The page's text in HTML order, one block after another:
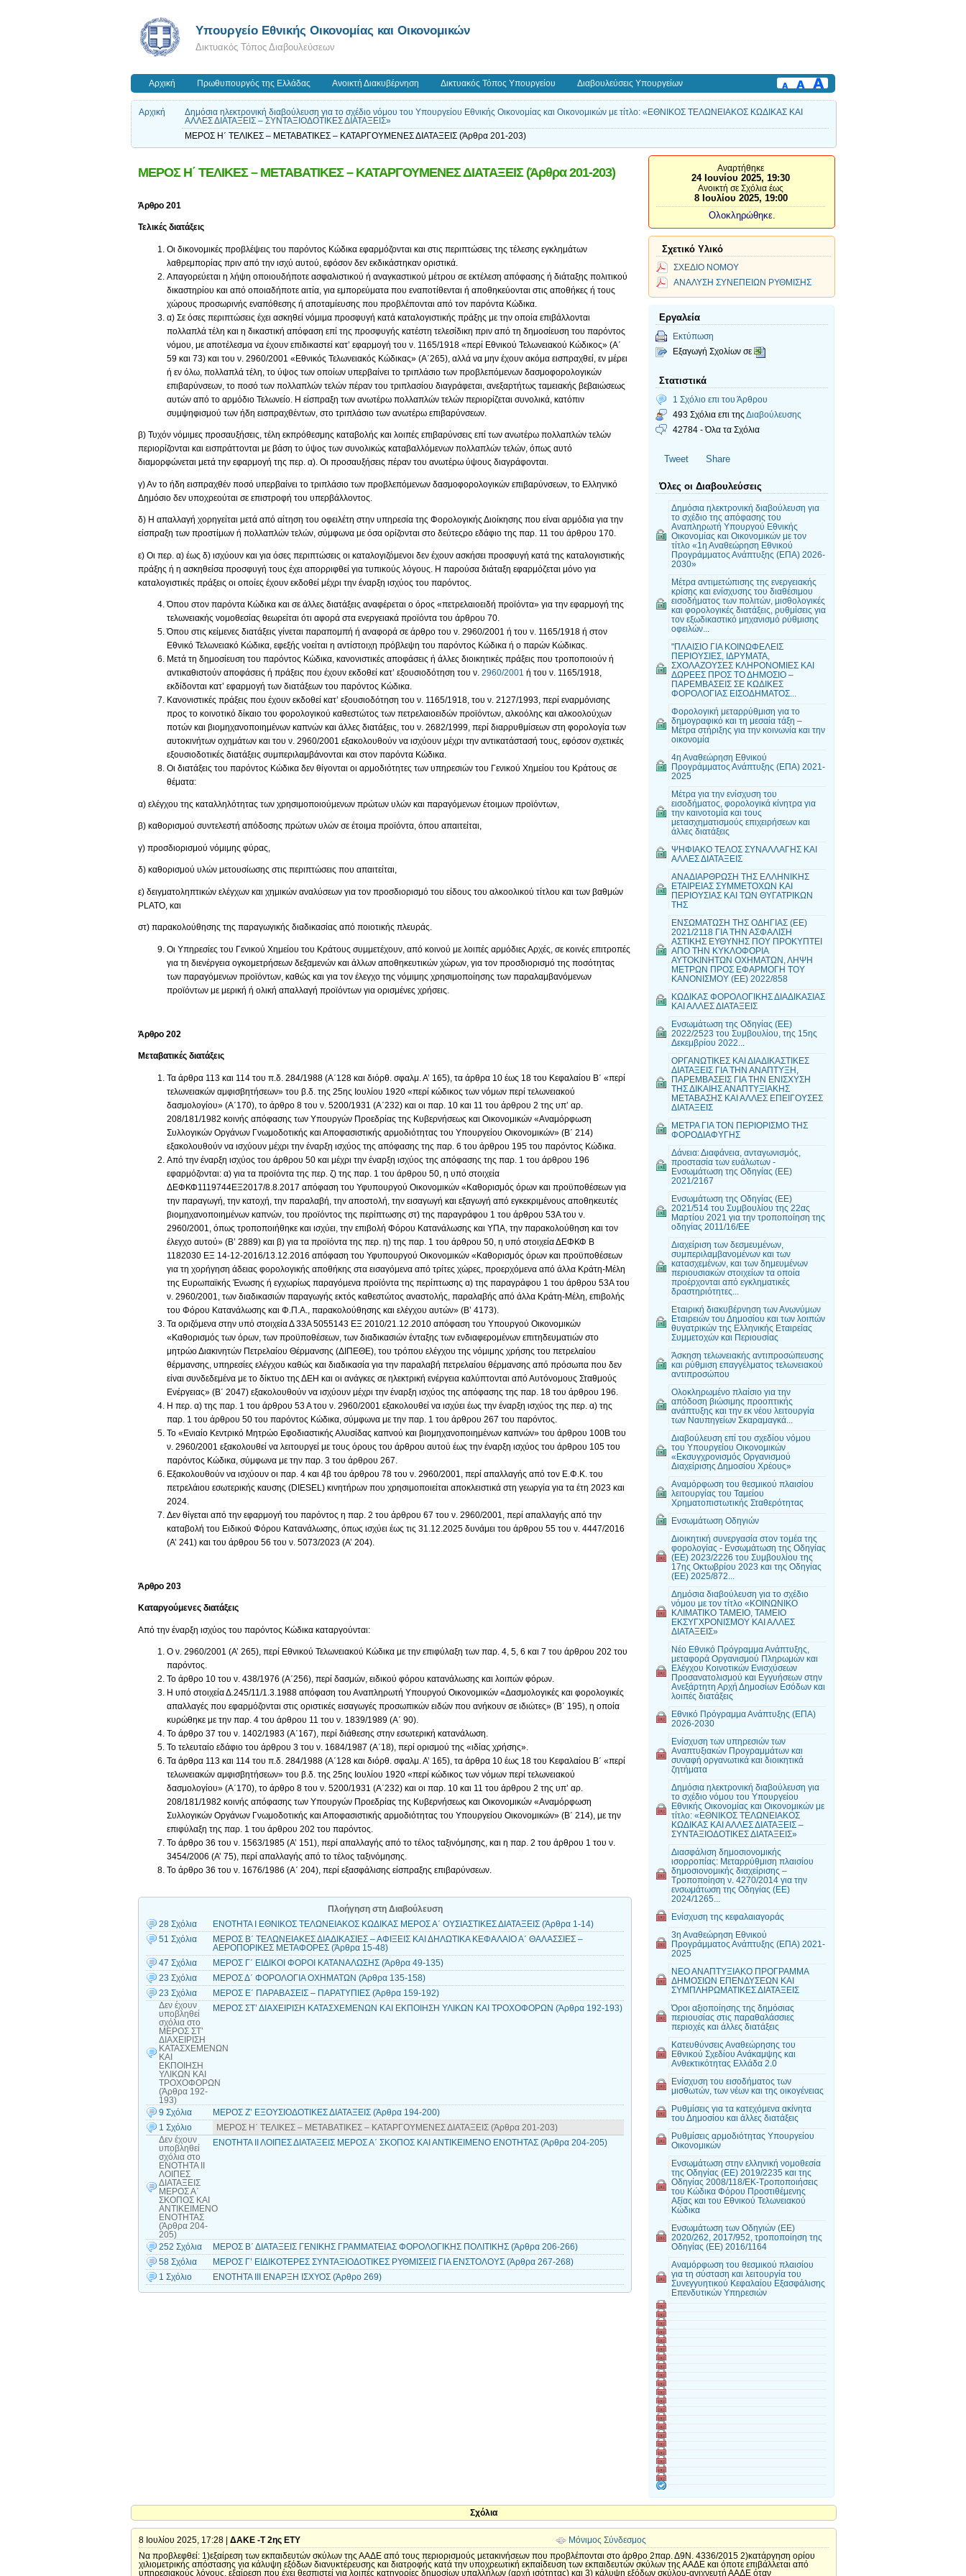
Υπουργείο Εθνικής Οικονομίας και Οικονομικών
Δικτυακός Τόπος Διαβουλεύσεων
Αρχική Πρωθυπουργός της Ελλάδας Ανοικτή Διακυβέρνηση Δικτυακός Τόπος Υπουργείου Διαβουλεύσεις Υπουργείων
Αρχική
Δημόσια ηλεκτρονική διαβούλευση για το σχέδιο νόμου του Υπουργείου Εθνικής Οικονομίας και Οικονομικών με τίτλο: «ΕΘΝΙΚΟΣ ΤΕΛΩΝΕΙΑΚΟΣ ΚΩΔΙΚΑΣ ΚΑΙ
ΑΛΛΕΣ ΔΙΑΤΑΞΕΙΣ – ΣΥΝΤΑΞΙΟΔΟΤΙΚΕΣ ΔΙΑΤΑΞΕΙΣ»
ΜΕΡΟΣ Η΄ ΤΕΛΙΚΕΣ – ΜΕΤΑΒΑΤΙΚΕΣ – ΚΑΤΑΡΓΟΥΜΕΝΕΣ ΔΙΑΤΑΞΕΙΣ (Άρθρα 201-203)
ΜΕΡΟΣ Η΄ ΤΕΛΙΚΕΣ – ΜΕΤΑΒΑΤΙΚΕΣ – ΚΑΤΑΡΓΟΥΜΕΝΕΣ ΔΙΑΤΑΞΕΙΣ (Άρθρα 201-203)
Άρθρο 201
Τελικές διατάξεις
Οι δικονομικές προβλέψεις του παρόντος Κώδικα εφαρμόζονται και στις περιπτώσεις της τέλεσης εγκλημάτων
λαθρεμπορίας πριν από την ισχύ αυτού, εφόσον δεν εκδικάστηκαν οριστικά.
Απαγορεύεται η λήψη οποιουδήποτε ασφαλιστικού ή αναγκαστικού μέτρου σε εκτέλεση απόφασης ή διάταξης πολιτικού
δικαστηρίου και από οποιαδήποτε αιτία, για εμπορεύματα που εναποτίθενται ή αποθηκεύονται στις αποθήκες ή τους
χώρους προσωρινής εναπόθεσης ή αποταμίευσης που προβλέπονται από τον παρόντα Κώδικα.
α) Σε όσες περιπτώσεις έχει ασκηθεί νόμιμα προσφυγή κατά καταλογιστικής πράξης με την οποία επιβάλλονται
πολλαπλά τέλη και η δικαστική απόφαση επί της προσφυγής κατέστη τελεσίδικη πριν από τη δημοσίευση του παρόντος
νόμου, με αποτέλεσμα να έχουν επιδικαστεί κατ’ εφαρμογή του ν. 1165/1918 «περί Εθνικού Τελωνειακού Κώδικος» (Α΄
59 και 73) και του ν. 2960/2001 «Εθνικός Τελωνειακός Κώδικας» (Α΄265), αλλά να μην έχουν ακόμα εισπραχθεί, εν μέρει
ή εν όλω, πολλαπλά τέλη, το ύψος των οποίων υπερβαίνει το τριπλάσιο των προβλεπόμενων δασμοφορολογικών
επιβαρύνσεων, το ποσό των πολλαπλών τελών πέραν του τριπλασίου διαγράφεται, ανεξαρτήτως ταμειακής βεβαιώσεως
αυτών από το αρμόδιο Τελωνείο. Η είσπραξη των ανωτέρω πολλαπλών τελών περιορίζεται συνολικά, κατόπιν
συμψηφισμού των ήδη εισπραχθέντων, στο τριπλάσιο των ανωτέρω επιβαρύνσεων.
β) Τυχόν νόμιμες προσαυξήσεις, τέλη εκπρόθεσμης καταβολής και λοιπές επιβαρύνσεις επί των ανωτέρω πολλαπλών τελών
περιορίζονται και εισπράττονται με βάση το ύψος των συνολικώς καταβαλλόμενων πολλαπλών τελών, όπως αυτό
διαμορφώνεται μετά την εφαρμογή της περ. α). Οι προσαυξήσεις πέραν του ανωτέρω ύψους διαγράφονται.
γ) Αν το ήδη εισπραχθέν ποσό υπερβαίνει το τριπλάσιο των προβλεπόμενων δασμοφορολογικών επιβαρύνσεων, το Ελληνικό
Δημόσιο δεν υποχρεούται σε επιστροφή του υπερβάλλοντος.
δ) Η απαλλαγή χορηγείται μετά από αίτηση του οφειλέτη στην υπηρεσία της Φορολογικής Διοίκησης που είναι αρμόδια για την
είσπραξη των προστίμων ή πολλαπλών τελών, σύμφωνα με όσα ορίζονται στο δεύτεςρο εδάφιο της παρ. 11 του άρθρου 170.
ε) Οι περ. α) έως δ) ισχύουν και για όσες περιπτώσεις οι καταλογιζόμενοι δεν έχουν ασκήσει προσφυγή κατά της καταλογιστικής
πράξης ή η ασκηθείσα προσφυγή τους έχει απορριφθεί για τυπικούς λόγους. Η παρούσα διάταξη εφαρμόζεται μόνο για
καταλογιστικές πράξεις οι οποίες έχουν εκδοθεί μέχρι την έναρξη ισχύος του παρόντος.
Όπου στον παρόντα Κώδικα και σε άλλες διατάξεις αναφέρεται ο όρος «πετρελαιοειδή προϊόντα» για την εφαρμογή της
τελωνειακής νομοθεσίας θεωρείται ότι αφορά στα ενεργειακά προϊόντα του άρθρου 70.
Όπου στις κείμενες διατάξεις γίνεται παραπομπή ή αναφορά σε άρθρο του ν. 2960/2001 ή του ν. 1165/1918 ή στον
Εθνικό Τελωνειακό Κώδικα, εφεξής νοείται η αντίστοιχη πρόβλεψη του παρόντος Κώδικα ή ο παρών Κώδικας.
Μετά τη δημοσίευση του παρόντος Κώδικα, κανονιστικές αποφάσεις ή άλλες διοικητικές πράξεις που τροποποιούν ή
αντικαθιστούν αποφάσεις ή πράξεις που έχουν εκδοθεί κατ’ εξουσιοδότηση του ν. 2960/2001 ή του ν. 1165/1918,
εκδίδονται κατ’ εφαρμογή των διατάξεων του παρόντος Κώδικα.
Κανονιστικές πράξεις που έχουν εκδοθεί κατ’ εξουσιοδότηση του ν. 1165/1918, του ν. 2127/1993, περί εναρμόνισης
προς το κοινοτικό δίκαιο του φορολογικού καθεστώτος των πετρελαιοειδών προϊόντων, αλκοόλης και αλκοολούχων
ποτών και βιομηχανοποιημένων καπνών και άλλες διατάξεις, του ν. 2682/1999, περί διαρρυθμίσεων στη φορολογία των
αυτοκινήτων οχημάτων και του ν. 2960/2001 εξακολουθούν να ισχύουν μέχρι την αντικατάστασή τους, εφόσον σχετικές
εξουσιοδοτικές διατάξεις συμπεριλαμβάνονται και στον παρόντα Κώδικα.
Οι διατάξεις του παρόντος Κώδικα δεν θίγονται οι αρμοδιότητες των υπηρεσιών του Γενικού Χημείου του Κράτους σε
θέματα:
α) ελέγχου της καταλληλότητας των χρησιμοποιούμενων πρώτων υλών και παραγόμενων έτοιμων προϊόντων,
β) καθορισμού συντελεστή απόδοσης πρώτων υλών σε έτοιμα προϊόντα, όπου απαιτείται,
γ) προσδιορισμού νόμιμης φύρας,
δ) καθορισμού υλών μετουσίωσης στις περιπτώσεις που απαιτείται,
ε) δειγματοληπτικών ελέγχων και χημικών αναλύσεων για τον προσδιορισμό του είδους του αλκοολικού τίτλου και των βαθμών
PLATO, και
στ) παρακολούθησης της παραγωγικής διαδικασίας από ποιοτικής πλευράς.
Οι Υπηρεσίες του Γενικού Χημείου του Κράτους συμμετέχουν, από κοινού με λοιπές αρμόδιες Αρχές, σε κοινές επιτροπές
για τη διενέργεια ογκομετρήσεων δεξαμενών και άλλων αποθηκευτικών χώρων, για τον προσδιορισμό της ποσότητας
των παραγόμενων προϊόντων, καθώς και για τον έλεγχο της νόμιμης χρησιμοποίησης των παραλαμβανόμενων
προϊόντων με μερική ή ολική απαλλαγή προϊόντων για ορισμένες χρήσεις.
Άρθρο 202
Μεταβατικές διατάξεις
Τα άρθρα 113 και 114 του π.δ. 284/1988 (Α΄128 και διόρθ. σφαλμ. Α’ 165), τα άρθρα 10 έως 18 του Κεφαλαίου Β΄ «περί
τελωνειακών αμφισβητήσεων» του β.δ. της 25ης Ιουλίου 1920 «περί κώδικος των νόμων περί τελωνειακού
δασμολογίου» (Α΄170), το άρθρο 8 του ν. 5200/1931 (Α΄232) και οι παρ. 10 και 11 του άρθρου 2 της υπ’ αρ.
208/181/1982 κοινής απόφασης των Υπουργών Προεδρίας της Κυβερνήσεως και Οικονομικών «Αναμόρφωση
Συλλογικών Οργάνων Γνωμοδοτικής και Αποφασιστικής αρμοδιότητας του Υπουργείου Οικονομικών» (Β΄ 214)
εξακολουθούν να ισχύουν μέχρι την έναρξη ισχύος της απόφασης της παρ. 6 του άρθρου 195 του παρόντος Κώδικα.
Από την έναρξη ισχύος του άρθρου 50 και μέχρι την έναρξη ισχύος της απόφασης της παρ. 1 του άρθρου 196
εφαρμόζονται: α) για τα προϊόντα της περ. ζ) της παρ. 1 του άρθρου 50, η υπό στοιχεία
ΔΕΦΚΦ1119744ΕΞ2017/8.8.2017 απόφαση του Υφυπουργού Οικονομικών «Καθορισμός όρων και προϋποθέσεων για
την παραγωγή, την κατοχή, την παραλαβή, την αποστολή, την εισαγωγή και εξαγωγή από εγκεκριμένους αποθηκευτές
βιομηχανοποιημένων καπνών, του προϊόντος της περίπτωσης στ) της παραγράφου 1 του άρθρου 53Α του ν.
2960/2001, όπως τροποποιήθηκε και ισχύει, την επιβολή Φόρου Κατανάλωσης και ΥΠΑ, την παρακολούθηση και τον
έλεγχο αυτού» (Β’ 2889) και β) για τα προϊόντα της περ. η) της παρ. 1 του άρθρου 50, η υπό στοιχεία ΔΕΦΚΦ Β
1182030 ΕΞ 14-12-2016/13.12.2016 απόφαση του Υφυπουργού Οικονομικών «Καθορισμός όρων και προϋποθέσεων
για τη χορήγηση άδειας φορολογικής αποθήκης στα εισαγόμενα από τρίτες χώρες, προερχόμενα από άλλα Κράτη-Μέλη
της Ευρωπαϊκής Ένωσης ή εγχωρίως παραγόμενα προϊόντα της περίπτωσης α) της παραγράφου 1 του άρθρου 53Α του
ν. 2960/2001, των διαδικασιών παραγωγής εκτός καθεστώτος αναστολής, παραλαβής από άλλα Κράτη-Μέλη, επιβολής
του Φόρου Κατανάλωσης και Φ.Π.Α., παρακολούθησης και ελέγχου αυτών» (Β’ 4173).
Τα οριζόμενα στην υπό στοιχεία Δ 33Α 5055143 ΕΞ 2010/21.12.2010 απόφαση του Υπουργού Οικονομικών
«Καθορισμός των όρων, των προϋποθέσεων, των διαδικασιών ένταξης των ενδιαφερομένων επιτηδευματιών στο
μητρώο Διακινητών Πετρελαίου Θέρμανσης (ΔΙΠΕΘΕ), του τρόπου ελέγχου της νόμιμης χρήσης του πετρελαίου
θέρμανσης, υπηρεσίες ελέγχου καθώς και διαδικασία για την παραλαβή πετρελαίου θέρμανσης από πρόσωπα που δεν
είναι συνδεδεμένα με το δίκτυο της ΔΕΗ και οι ανάγκες σε ηλεκτρική ενέργεια καλύπτονται από Αυτόνομους Σταθμούς
Ενέργειας» (Β΄ 2047) εξακολουθούν να ισχύουν μέχρι την έναρξη ισχύος της απόφασης της παρ. 18 του άρθρου 196.
Η περ. α) της παρ. 1 του άρθρου 53 Α του ν. 2960/2001 εξακολουθεί να ισχύει έως την έναρξη ισχύος της περ. α) της
παρ. 1 του άρθρου 50 του παρόντος Κώδικα, σύμφωνα με την παρ. 1 του άρθρου 267 του παρόντος.
Το «Ενιαίο Κεντρικό Μητρώο Εφοδιαστικής Αλυσίδας καπνού και βιομηχανοποιημένων καπνών» του άρθρου 100Β του
ν. 2960/2001 εξακολουθεί να λειτουργεί με τους όρους του άρθρου αυτού έως την έναρξη ισχύος του άρθρου 105 του
παρόντος Κώδικα, σύμφωνα με την παρ. 3 του άρθρου 267.
Εξακολουθούν να ισχύουν οι παρ. 4 και 4β του άρθρου 78 του ν. 2960/2001, περί απαλλαγής από τον Ε.Φ.Κ. του
πετρελάιου εσωτερικής καυσης (DIESEL) κινητήρων που χρησιμοποιείται αποκλειστικά στη γεωργία για τα έτη 2023 και
2024.
Δεν θίγεται από την εφαρμογή του παρόντος η παρ. 2 του άρθρου 67 του ν. 2960/2001, περί απαλλαγής από την
καταβολή του Ειδικού Φόρου Κατανάλωσης, όπως ισχύει έως τις 31.12.2025 δυνάμει του άρθρου 55 του ν. 4447/2016
(Α’ 241) και του άρθρου 56 του ν. 5073/2023 (Α’ 204).
Άρθρο 203
Καταργούμενες διατάξεις
Από την έναρξη ισχύος του παρόντος Κώδικα καταργούνται:
Ο ν. 2960/2001 (Α’ 265), περί Εθνικού Τελωνειακού Κώδικα με την επιφύλαξη των παρ. 4, 5, 6 και 7 του άρθρου 202 του
παρόντος.
Το άρθρο 10 του ν. 438/1976 (Α΄256), περί δασμών, ειδικού φόρου κατανάλωσης και λοιπών φόρων.
Η υπό στοιχεία Δ.245/11/1.3.1988 απόφαση του Αναπληρωτή Υπουργού Οικονομικών «Δασμολογικές και φορολογικές
απαλλαγές που εφαρμόζονται στις οριστικές εισαγωγές προσωπικών ειδών που ανήκουν σε ιδιώτες» (Β΄ 195), η οποία
κυρώθηκε με την παρ. 4 του άρθρου 11 του ν. 1839/1989 (Α΄ 90).
Το άρθρο 37 του ν. 1402/1983 (Α΄167), περί διάθεσης στην εσωτερική κατανάλωση.
Το τελευταίο εδάφιο του άρθρου 3 του ν. 1684/1987 (Α΄18), περί ορισμού της «ιδίας χρήσης».
Τα άρθρα 113 και 114 του π.δ. 284/1988 (Α΄128 και διόρθ. σφαλμ. Α’ 165), τα άρθρα 10 έως 18 του Κεφαλαίου Β΄ «περί
τελωνειακών αμφισβητήσεων» του β.δ. της 25ης Ιουλίου 1920 «περί κώδικος των νόμων περί τελωνειακού
δασμολογίου» (Α΄170), το άρθρο 8 του ν. 5200/1931 (Α΄232) και οι παρ. 10 και 11 του άρθρου 2 της υπ’ αρ.
208/181/1982 κοινής απόφασης των Υπουργών Προεδρίας της Κυβερνήσεως και Οικονομικών «Αναμόρφωση
Συλλογικών Οργάνων Γνωμοδοτικής και Αποφασιστικής αρμοδιότητας του Υπουργείου Οικονομικών» (Β΄ 214), με την
επιφύλαξη της παρ. 1 του άρθρου 202 του παρόντος.
Το άρθρο 36 του ν. 1563/1985 (Α’ 151), περί απαλλαγής από το τέλος ταξινόμησης, και η παρ. 2 του άρθρου 1 του ν.
3454/2006 (Α’ 75), περί απαλλαγής από το τέλος ταξινόμησης.
Το άρθρο 36 του ν. 1676/1986 (Α΄ 204), περί εξασφάλισης είσπραξης επιβαρύνσεων.
Πλοήγηση στη Διαβούλευση
28 Σχόλια
ΕΝΟΤΗΤΑ I ΕΘΝΙΚΟΣ ΤΕΛΩΝΕΙΑΚΟΣ ΚΩΔΙΚΑΣ ΜΕΡΟΣ Α΄ ΟΥΣΙΑΣΤΙΚΕΣ ΔΙΑΤΑΞΕΙΣ (Άρθρα 1-14)
51 Σχόλια
ΜΕΡΟΣ Β΄ ΤΕΛΩΝΕΙΑΚΕΣ ΔΙΑΔΙΚΑΣΙΕΣ – ΑΦΙΞΕΙΣ ΚΑΙ ΔΗΛΩΤΙΚΑ ΚΕΦΑΛΑΙΟ Α΄ ΘΑΛΑΣΣΙΕΣ –
ΑΕΡΟΠΟΡΙΚΕΣ ΜΕΤΑΦΟΡΕΣ (Άρθρα 15-48)
47 Σχόλια
ΜΕΡΟΣ Γ΄ ΕΙΔΙΚΟΙ ΦΟΡΟΙ ΚΑΤΑΝΑΛΩΣΗΣ (Άρθρα 49-135)
23 Σχόλια
ΜΕΡΟΣ Δ΄ ΦΟΡΟΛΟΓΙΑ ΟΧΗΜΑΤΩΝ (Άρθρα 135-158)
23 Σχόλια
ΜΕΡΟΣ Ε΄ ΠΑΡΑΒΑΣΕΙΣ – ΠΑΡΑΤΥΠΙΕΣ (Άρθρα 159-192)
Δεν έχουν
υποβληθεί
σχόλια στο
ΜΕΡΟΣ ΣΤ’
ΔΙΑΧΕΙΡΙΣΗ
ΚΑΤΑΣΧΕΜΕΝΩΝ
ΚΑΙ
ΕΚΠΟΙΗΣΗ
ΥΛΙΚΩΝ ΚΑΙ
ΤΡΟΧΟΦΟΡΩΝ
(Άρθρα 192-
193)
ΜΕΡΟΣ ΣΤ’ ΔΙΑΧΕΙΡΙΣΗ ΚΑΤΑΣΧΕΜΕΝΩΝ ΚΑΙ ΕΚΠΟΙΗΣΗ ΥΛΙΚΩΝ ΚΑΙ ΤΡΟΧΟΦΟΡΩΝ (Άρθρα 192-193)
9 Σχόλια
ΜΕΡΟΣ Ζ’ ΕΞΟΥΣΙΟΔΟΤΙΚΕΣ ΔΙΑΤΑΞΕΙΣ (Άρθρα 194-200)
1 Σχόλιο
ΜΕΡΟΣ Η΄ ΤΕΛΙΚΕΣ – ΜΕΤΑΒΑΤΙΚΕΣ – ΚΑΤΑΡΓΟΥΜΕΝΕΣ ΔΙΑΤΑΞΕΙΣ (Άρθρα 201-203)
Δεν έχουν
υποβληθεί
σχόλια στο
ΕΝΟΤΗΤΑ ΙΙ
ΛΟΙΠΕΣ
ΔΙΑΤΑΞΕΙΣ
ΜΕΡΟΣ Α΄
ΣΚΟΠΟΣ ΚΑΙ
ΑΝΤΙΚΕΙΜΕΝΟ
ΕΝΟΤΗΤΑΣ
(Άρθρα 204-
205)
ΕΝΟΤΗΤΑ ΙΙ ΛΟΙΠΕΣ ΔΙΑΤΑΞΕΙΣ ΜΕΡΟΣ Α΄ ΣΚΟΠΟΣ ΚΑΙ ΑΝΤΙΚΕΙΜΕΝΟ ΕΝΟΤΗΤΑΣ (Άρθρα 204-205)
252 Σχόλια
ΜΕΡΟΣ Β΄ ΔΙΑΤΑΞΕΙΣ ΓΕΝΙΚΗΣ ΓΡΑΜΜΑΤΕΙΑΣ ΦΟΡΟΛΟΓΙΚΗΣ ΠΟΛΙΤΙΚΗΣ (Άρθρα 206-266)
58 Σχόλια
ΜΕΡΟΣ Γ’ ΕΙΔΙΚΟΤΕΡΕΣ ΣΥΝΤΑΞΙΟΔΟΤΙΚΕΣ ΡΥΘΜΙΣΕΙΣ ΓΙΑ ΕΝΣΤΟΛΟΥΣ (Άρθρα 267-268)
1 Σχόλιο
ΕΝΟΤΗΤΑ ΙΙΙ ΕΝΑΡΞΗ ΙΣΧΥΟΣ (Άρθρο 269)
Αναρτήθηκε
24 Ιουνίου 2025, 19:30
Ανοικτή σε Σχόλια έως
8 Ιουλίου 2025, 19:00
Ολοκληρώθηκε.
Σχετικό Υλικό
ΣΧΕΔΙΟ ΝΟΜΟΥ
ΑΝΑΛΥΣΗ ΣΥΝΕΠΕΙΩΝ ΡΥΘΜΙΣΗΣ
Εργαλεία
Εκτύπωση
Εξαγωγή Σχολίων σε
Στατιστικά
1 Σχόλιο επι του Άρθρου
493 Σχόλια επι της Διαβούλευσης
42784 - Όλα τα Σχόλια
Tweet Share
Όλες οι Διαβουλεύσεις
Δημόσια ηλεκτρονική διαβούλευση για
το σχέδιο της απόφασης του
Αναπληρωτή Υπουργού Εθνικής
Οικονομίας και Οικονομικών με τον
τίτλο «1η Αναθεώρηση Εθνικού
Προγράμματος Ανάπτυξης (ΕΠΑ) 2026-
2030»
Mέτρα αντιμετώπισης της ενεργειακής
κρίσης και ενίσχυσης του διαθέσιμου
εισοδήματος των πολιτών, μισθολογικές
και φορολογικές διατάξεις, ρυθμίσεις για
τον εξωδικαστικό μηχανισμό ρύθμισης
οφειλών...
"ΠΛΑΙΣΙΟ ΓΙΑ ΚΟΙΝΩΦΕΛΕΙΣ
ΠΕΡΙΟΥΣΙΕΣ, ΙΔΡΥΜΑΤΑ,
ΣΧΟΛΑΖΟΥΣΕΣ ΚΛΗΡΟΝΟΜΙΕΣ ΚΑΙ
ΔΩΡΕΕΣ ΠΡΟΣ ΤΟ ΔΗΜΟΣΙΟ –
ΠΑΡΕΜΒΑΣΕΙΣ ΣΕ ΚΩΔΙΚΕΣ
ΦΟΡΟΛΟΓΙΑΣ ΕΙΣΟΔΗΜΑΤΟΣ...
Φορολογική μεταρρύθμιση για το
δημογραφικό και τη μεσαία τάξη –
Μέτρα στήριξης για την κοινωνία και την
οικονομία
4η Αναθεώρηση Εθνικού
Προγράμματος Ανάπτυξης (ΕΠΑ) 2021-
2025
Μέτρα για την ενίσχυση του
εισοδήματος, φορολογικά κίνητρα για
την καινοτομία και τους
μετασχηματισμούς επιχειρήσεων και
άλλες διατάξεις
ΨΗΦΙΑΚΟ ΤΕΛΟΣ ΣΥΝΑΛΛΑΓΗΣ ΚΑΙ
ΑΛΛΕΣ ΔΙΑΤΑΞΕΙΣ
ΑΝΑΔΙΑΡΘΡΩΣΗ ΤΗΣ ΕΛΛΗΝΙΚΗΣ
ΕΤΑΙΡΕΙΑΣ ΣΥΜΜΕΤΟΧΩΝ ΚΑΙ
ΠΕΡΙΟΥΣΙΑΣ ΚΑΙ ΤΩΝ ΘΥΓΑΤΡΙΚΩΝ
ΤΗΣ
ΕΝΣΩΜΑΤΩΣΗ ΤΗΣ ΟΔΗΓΙΑΣ (ΕΕ)
2021/2118 ΓΙΑ ΤΗΝ ΑΣΦΑΛΙΣΗ
ΑΣΤΙΚΗΣ ΕΥΘΥΝΗΣ ΠΟΥ ΠΡΟΚΥΠΤΕΙ
ΑΠΟ ΤΗΝ ΚΥΚΛΟΦΟΡΙΑ
ΑΥΤΟΚΙΝΗΤΩΝ ΟΧΗΜΑΤΩΝ, ΛΗΨΗ
ΜΕΤΡΩΝ ΠΡΟΣ ΕΦΑΡΜΟΓΗ ΤΟΥ
ΚΑΝΟΝΙΣΜΟΥ (ΕΕ) 2022/858
ΚΩΔΙΚΑΣ ΦΟΡΟΛΟΓΙΚΗΣ ΔΙΑΔΙΚΑΣΙΑΣ
ΚΑΙ ΑΛΛΕΣ ΔΙΑΤΑΞΕΙΣ
Ενσωμάτωση της Οδηγίας (ΕΕ)
2022/2523 του Συμβουλίου, της 15ης
Δεκεμβρίου 2022...
ΟΡΓΑΝΩΤΙΚΕΣ ΚΑΙ ΔΙΑΔΙΚΑΣΤΙΚΕΣ
ΔΙΑΤΑΞΕΙΣ ΓΙΑ ΤΗΝ ΑΝΑΠΤΥΞΗ,
ΠΑΡΕΜΒΑΣΕΙΣ ΓΙΑ ΤΗΝ ΕΝΙΣΧΥΣΗ
ΤΗΣ ΔΙΚΑΙΗΣ ΑΝΑΠΤΥΞΙΑΚΗΣ
ΜΕΤΑΒΑΣΗΣ ΚΑΙ ΑΛΛΕΣ ΕΠΕΙΓΟΥΣΕΣ
ΔΙΑΤΑΞΕΙΣ
ΜΕΤΡΑ ΓΙΑ ΤΟΝ ΠΕΡΙΟΡΙΣΜΟ ΤΗΣ
ΦΟΡΟΔΙΑΦΥΓΗΣ
Δάνεια: Διαφάνεια, ανταγωνισμός,
προστασία των ευάλωτων -
Ενσωμάτωση της Οδηγίας (ΕΕ)
2021/2167
Ενσωμάτωση της Οδηγίας (ΕΕ)
2021/514 του Συμβουλίου της 22ας
Μαρτίου 2021 για την τροποποίηση της
οδηγίας 2011/16/ΕΕ
Διαχείριση των δεσμευμένων,
συμπεριλαμβανομένων και των
κατασχεμένων, και των δημευμένων
περιουσιακών στοιχείων τα οποία
προέρχονται από εγκληματικές
δραστηριότητες...
Εταιρική διακυβέρνηση των Ανωνύμων
Εταιρειών του Δημοσίου και των λοιπών
θυγατρικών της Ελληνικής Εταιρείας
Συμμετοχών και Περιουσίας
Άσκηση τελωνειακής αντιπροσώπευσης
και ρύθμιση επαγγέλματος τελωνειακού
αντιπροσώπου
Ολοκληρωμένο πλαίσιο για την
απόδοση βιώσιμης προοπτικής
ανάπτυξης και την εκ νέου λειτουργία
των Ναυπηγείων Σκαραμαγκά...
Διαβούλευση επί του σχεδίου νόμου
του Υπουργείου Οικονομικών
«Εκσυγχρονισμός Οργανισμού
Διαχείρισης Δημοσίου Χρέους»
Αναμόρφωση του θεσμικού πλαισίου
λειτουργίας του Ταμείου
Χρηματοπιστωτικής Σταθερότητας
Ενσωμάτωση Οδηγιών
Διοικητική συνεργασία στον τομέα της
φορολογίας - Ενσωμάτωση της Οδηγίας
(ΕΕ) 2023/2226 του Συμβουλίου της
17ης Οκτωβρίου 2023 και της Οδηγίας
(ΕΕ) 2025/872...
Δημόσια διαβούλευση για το σχέδιο
νόμου με τον τίτλο «ΚΟΙΝΩΝΙΚΟ
ΚΛΙΜΑΤΙΚΟ ΤΑΜΕΙΟ, ΤΑΜΕΙΟ
ΕΚΣΥΓΧΡΟΝΙΣΜΟΥ ΚΑΙ ΑΛΛΕΣ
ΔΙΑΤΑΞΕΙΣ»
Νέο Εθνικό Πρόγραμμα Ανάπτυξης,
μεταφορά Οργανισμού Πληρωμών και
Ελέγχου Κοινοτικών Ενισχύσεων
Προσανατολισμού και Εγγυήσεων στην
Ανεξάρτητη Αρχή Δημοσίων Εσόδων και
λοιπές διατάξεις
Εθνικό Πρόγραμμα Ανάπτυξης (ΕΠΑ)
2026-2030
Ενίσχυση των υπηρεσιών των
Αναπτυξιακών Προγραμμάτων και
συναφή οργανωτικά και διοικητικά
ζητήματα
Δημόσια ηλεκτρονική διαβούλευση για
το σχέδιο νόμου του Υπουργείου
Εθνικής Οικονομίας και Οικονομικών με
τίτλο: «ΕΘΝΙΚΟΣ ΤΕΛΩΝΕΙΑΚΟΣ
ΚΩΔΙΚΑΣ ΚΑΙ ΑΛΛΕΣ ΔΙΑΤΑΞΕΙΣ –
ΣΥΝΤΑΞΙΟΔΟΤΙΚΕΣ ΔΙΑΤΑΞΕΙΣ»
Διασφάλιση δημοσιονομικής
ισορροπίας: Μεταρρύθμιση πλαισίου
δημοσιονομικής διαχείρισης –
Τροποποίηση ν. 4270/2014 για την
ενσωμάτωση της Οδηγίας (ΕΕ)
2024/1265...
Ενίσχυση της κεφαλαιαγοράς
3η Αναθεώρηση Εθνικού
Προγράμματος Ανάπτυξης (ΕΠΑ) 2021-
2025
ΝΕΟ ΑΝΑΠΤΥΞΙΑΚΟ ΠΡΟΓΡΑΜΜΑ
ΔΗΜΟΣΙΩΝ ΕΠΕΝΔΥΣΕΩΝ ΚΑΙ
ΣΥΜΠΛΗΡΩΜΑΤΙΚΕΣ ΔΙΑΤΑΞΕΙΣ
Όροι αξιοποίησης της δημόσιας
περιουσίας στις παραθαλάσσιες
περιοχές και άλλες διατάξεις
Κατευθύνσεις Αναθεώρησης του
Εθνικού Σχεδίου Ανάκαμψης και
Ανθεκτικότητας Ελλάδα 2.0
Ενίσχυση του εισοδήματος των
μισθωτών, των νέων και της οικογένειας
Ρυθμίσεις για τα κατεχόμενα ακίνητα
του Δημοσίου και άλλες διατάξεις
Ρυθμίσεις αρμοδιότητας Υπουργείου
Οικονομικών
Ενσωμάτωση στην ελληνική νομοθεσία
της Οδηγίας (ΕΕ) 2019/2235 και της
Οδηγίας 2008/118/ΕΚ-Τροποποιήσεις
του Κώδικα Φόρου Προστιθέμενης
Αξίας και του Εθνικού Τελωνειακού
Κώδικα
Ενσωμάτωση των Οδηγιών (ΕΕ)
2020/262, 2017/952, τροποποίηση της
Οδηγίας (ΕΕ) 2016/1164
Αναμόρφωση του θεσμικού πλαισίου
για τη σύσταση και λειτουργία του
Συνεγγυητικού Κεφαλαίου Εξασφάλισης
Επενδυτικών Υπηρεσιών
Σχόλια
8 Ιουλίου 2025, 17:28 | ΔΑΚΕ -Τ 2ης ΕΤΥ
Μόνιμος Σύνδεσμος
Να προβλεφθεί: 1)εξαίρεση των εκπαιδευτών σκύλων της ΑΑΔΕ από τους περιορισμούς μετακινήσεων που προβλέπονται στο άρθρο 2παρ. Δ9Ν. 4336/2015 2)κατάργηση ορίου
χιλιομετρικής απόστασης για κάλυψη εξόδων διανυκτέρευσης και διατροφής κατά την υποχρεωτική εκπαίδευση των εκπαιδευτών σκύλων της ΑΑΔΕ και όποτε επιβάλλεται από
υπηρεσιακούς λόγους, εξαίρεση που έχει θεσπιστεί για λοιπές κατηγορίες δημοσίων υπαλλήλων (αρχή ισότητας) και 3) κάλυψη εξόδων σκύλου-ανιχνευτή ΑΑΔΕ όταν